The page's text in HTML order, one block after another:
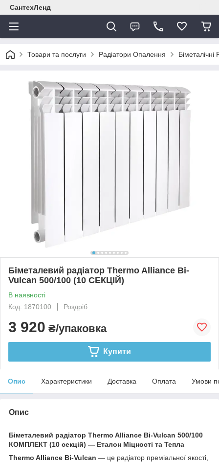
СантехЛенд
Товари та послуги Радіатори Опалення
Біметалевий радіатор Thermo Alliance Bi-
Vulcan 500/100 (10 СЕКЦІЙ)
В наявності
Код: 1870100
Роздріб
3 920 ₴/упаковка
Купити
Опис Характеристики Доставка Оплата Умови
Опис
Біметалевий радіатор Thermo Alliance Bi-Vulcan 500/100
КОМПЛЕКТ (10 секцій) — Еталон Міцності та Тепла
Thermo Alliance Bi-Vulcan — це радіатор преміальної якості,